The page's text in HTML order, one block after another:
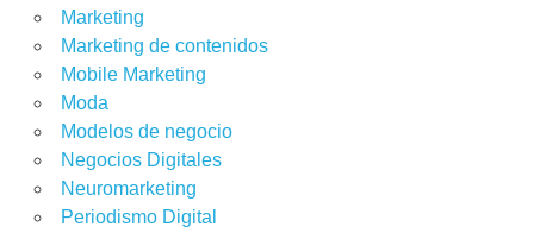
Marketing
Marketing de contenidos
Mobile Marketing
Moda
Modelos de negocio
Negocios Digitales
Neuromarketing
Periodismo Digital